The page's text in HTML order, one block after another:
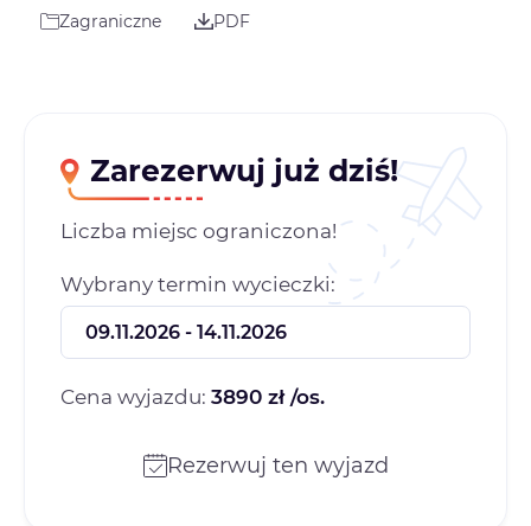
Zagraniczne
PDF
Zarezerwuj już dziś!
Liczba miejsc ograniczona!
Wybrany termin wycieczki:
Cena wyjazdu: 3890 zł /os.
Rezerwuj ten wyjazd